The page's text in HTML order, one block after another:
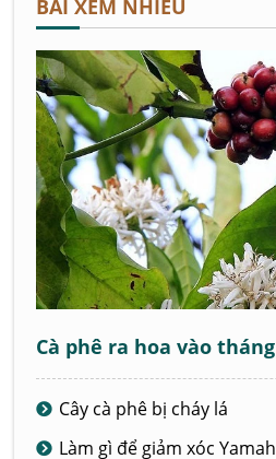
BÀI XEM NHIỀU
Cà phê ra hoa vào
Cây cà phê bị cháy lá
Làm gì để giảm xóc